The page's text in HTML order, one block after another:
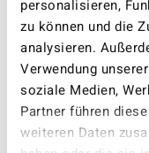
personalisieren,
zu können und die
analysieren.
Verwendung
soziale Medien,
Partner führen
weiteren Daten